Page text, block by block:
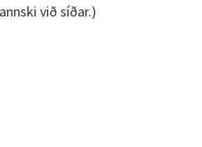
við síðar.)